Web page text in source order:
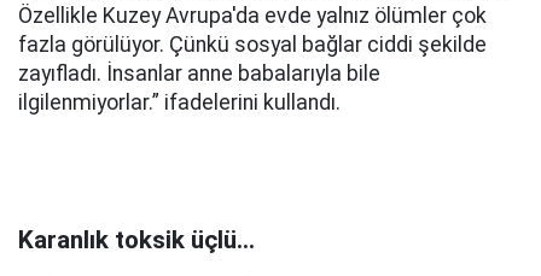
Özellikle Kuzey Avrupa'da evde yalnız ölümler çok
fazla görülüyor. Çünkü sosyal bağlar ciddi şekilde
zayıfladı. İnsanlar anne babalarıyla bile
ilgilenmiyorlar.” ifadelerini kullandı.
Karanlık toksik üçlü…